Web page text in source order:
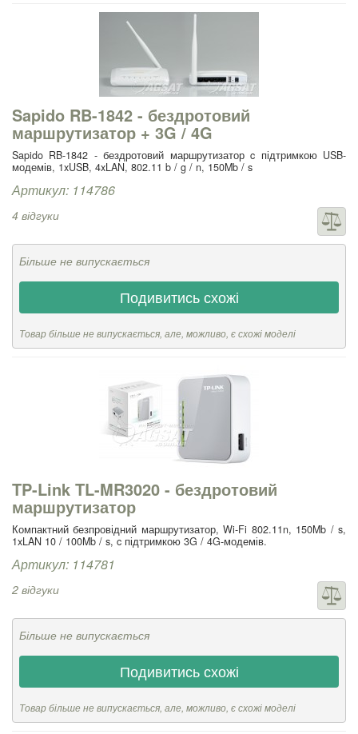
Sapido RB-1842 - бездротовий
маршрутизатор + 3G / 4G
Sapido RB-1842 - бездротовий маршрутизатор c підтримкою USB-
модемів, 1xUSB, 4xLAN, 802.11 b / g / n, 150Mb / s
Артикул: 114786
4 відгуки
Більше не випускається
Подивитись схожі
Товар більше не випускається, але, можливо, є схожі моделі
TP-Link TL-MR3020 - бездротовий
маршрутизатор
Компактний безпровідний маршрутизатор, Wi-Fi 802.11n, 150Mb / s,
1xLAN 10 / 100Mb / s, c підтримкою 3G / 4G-модемів.
Артикул: 114781
2 відгуки
Більше не випускається
Подивитись схожі
Товар більше не випускається, але, можливо, є схожі моделі